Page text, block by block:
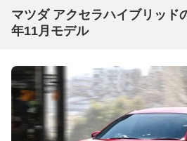
マツダ アクセラハイブリッド
年11月モデル